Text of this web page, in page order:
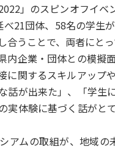
」のスピンオフイベ
べ21団体、 58名の学生
合うことで、両者にと
内企業・団体との模擬
に関するスキルアップ
話が出来た」、「学生
実体験に基づく話がと
アムの取組が、地域の